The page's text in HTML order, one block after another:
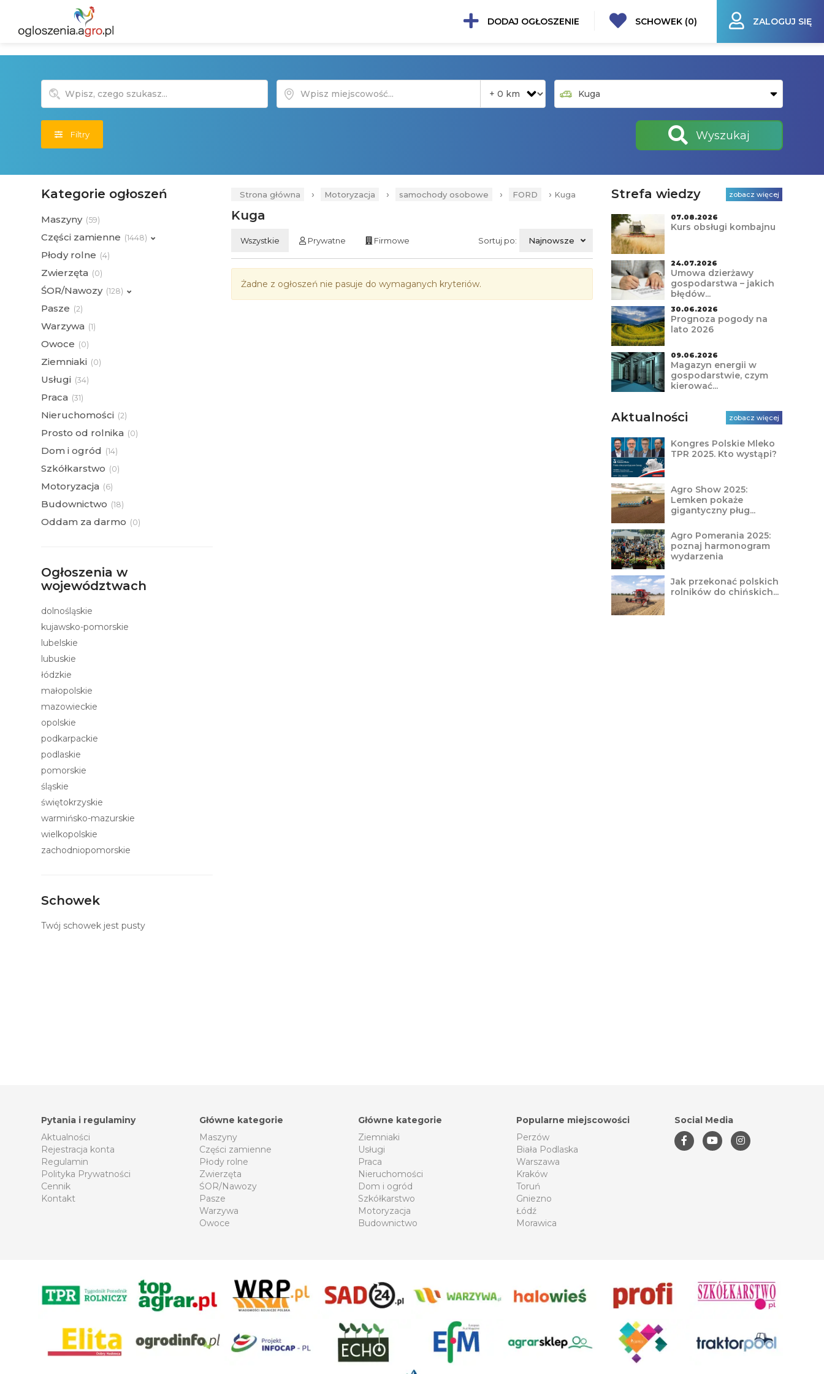
DODAJ OGŁOSZENIE SCHOWEK (0) ZALOGUJ SIĘ
Filtry Wyszukaj
Strona główna › Motoryzacja › samochody osobowe › FORD › Kuga
Kuga
Wszystkie Prywatne Firmowe Sortuj po: Najnowsze
Żadne z ogłoszeń nie pasuje do wymaganych kryteriów.
Kategorie ogłoszeń
Maszyny (59)
Części zamienne (1448)
Płody rolne (4)
Zwierzęta (0)
ŚOR/Nawozy (128)
Pasze (2)
Warzywa (1)
Owoce (0)
Ziemniaki (0)
Usługi (34)
Praca (31)
Nieruchomości (2)
Prosto od rolnika (0)
Dom i ogród (14)
Szkółkarstwo (0)
Motoryzacja (6)
Budownictwo (18)
Oddam za darmo (0)
Ogłoszenia w
województwach
dolnośląskie
kujawsko-pomorskie
lubelskie
lubuskie
łódzkie
małopolskie
mazowieckie
opolskie
podkarpackie
podlaskie
pomorskie
śląskie
świętokrzyskie
warmińsko-mazurskie
wielkopolskie
zachodniopomorskie
Schowek
Twój schowek jest pusty
Strefa wiedzy zobacz więcej
07.08.2026
Kurs obsługi kombajnu
24.07.2026
Umowa dzierżawy
gospodarstwa – jakich
błędów...
30.06.2026
Prognoza pogody na
lato 2026
09.06.2026
Magazyn energii w
gospodarstwie, czym
kierować...
Aktualności zobacz więcej
Kongres Polskie Mleko
TPR 2025. Kto wystąpi?
Agro Show 2025:
Lemken pokaże
gigantyczny pług...
Agro Pomerania 2025:
poznaj harmonogram
wydarzenia
Jak przekonać polskich
rolników do chińskich...
Pytania i regulaminy
Aktualności
Rejestracja konta
Regulamin
Polityka Prywatności
Cennik
Kontakt
Główne kategorie
Maszyny
Części zamienne
Płody rolne
Zwierzęta
ŚOR/Nawozy
Pasze
Warzywa
Owoce
Główne kategorie
Ziemniaki
Usługi
Praca
Nieruchomości
Dom i ogród
Szkółkarstwo
Motoryzacja
Budownictwo
Popularne miejscowości
Perzów
Biała Podlaska
Warszawa
Kraków
Toruń
Gniezno
Łódź
Morawica
Social Media